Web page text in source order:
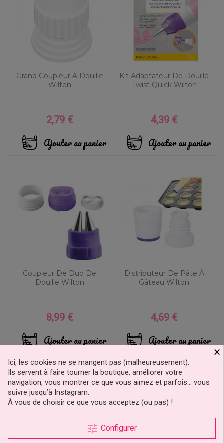
Grand Coupleur À Douille
Wilton
Prix
2,79 €
Ajouter au panier
Kit Adaptateur De Douille
Twist Quick Wilton
Prix
4,39 €
Ajouter au panier
Coupleur De Duo De
Douille Wilton
Prix
8,99 €
Ajouter au panier
Distributeur De Pâte À
Gâteau Wilton
Prix
4,69 €
Ajouter au panier
×
Ici, les cookies ne se mangent pas (malheureusement).
Ils servent à faire tourner la boutique, améliorer votre
navigation, vous montrer ce que vous aimez et parfois… vous
suivre jusqu’à Instagram.
À vous de choisir ce que vous acceptez (ou pas) !
tune Configurer